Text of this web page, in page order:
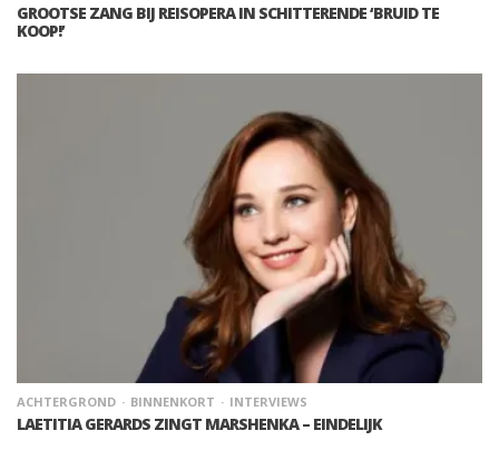
GROOTSE ZANG BIJ REISOPERA IN SCHITTERENDE ‘BRUID TE
KOOP!’
ACHTERGROND BINNENKORT INTERVIEWS
LAETITIA GERARDS ZINGT MARSHENKA – EINDELIJK